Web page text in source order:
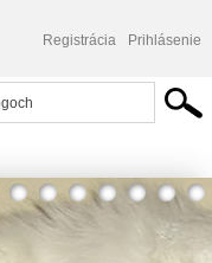
Registrácia Prihlásenie